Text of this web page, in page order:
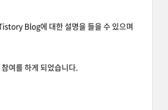
Blog에 대한 설명을 들을 수 있으며
여를 하게 되었습니다.